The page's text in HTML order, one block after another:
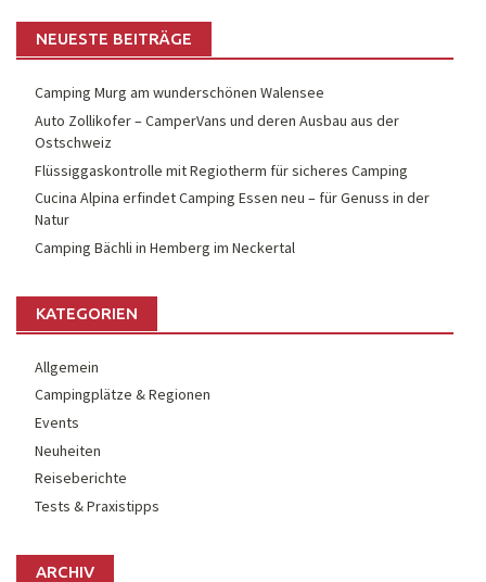
NEUESTE BEITRÄGE
Camping Murg am wunderschönen Walensee
Auto Zollikofer – CamperVans und deren Ausbau aus der
Ostschweiz
Flüssiggaskontrolle mit Regiotherm für sicheres Camping
Cucina Alpina erfindet Camping Essen neu – für Genuss in der
Natur
Camping Bächli in Hemberg im Neckertal
KATEGORIEN
Allgemein
Campingplätze & Regionen
Events
Neuheiten
Reiseberichte
Tests & Praxistipps
ARCHIV